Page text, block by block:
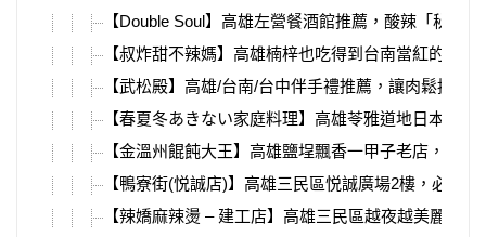
【Double Soul】高雄左營餐酒館推薦，酸辣「秘方
【叔炸甜不辣媽】高雄楠梓也吃得到台南當紅的人
【武松殿】高雄/台南/台中伴手禮推薦，讓肉鬆控
【春夏冬あきない家庭料理】高雄苓雅道地日本家
【金溫州餛飩大王】高雄鹽埕飄香一甲子老店，必
【鴨寮街(悦誠店)】高雄三民區悦誠廣場2樓，必吃
【辣嬌麻辣燙 – 建工店】高雄三民區越夜越美麗，